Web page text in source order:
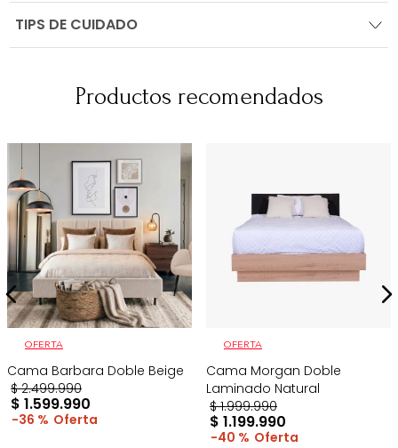
TIPS DE CUIDADO
Productos recomendados
OFERTA
Cama Barbara Doble Beige
$ 2.499.990
$ 1.599.990
36 %
OFERTA
Cama Morgan Doble
Laminado Natural
$ 1.999.990
$ 1.199.990
40 %